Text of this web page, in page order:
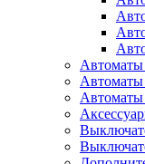
Автоматы
Автоматы